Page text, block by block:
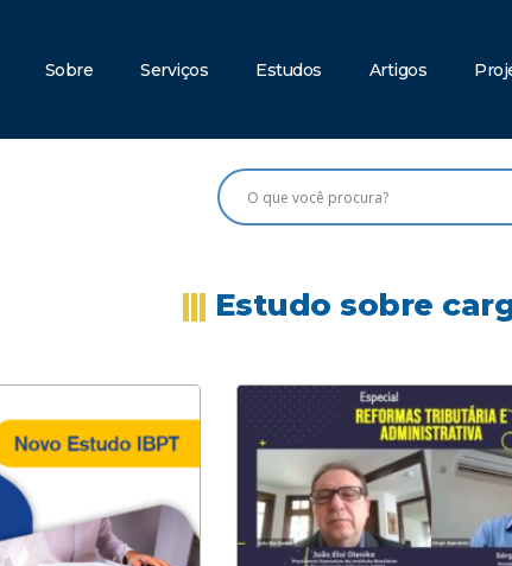
Sobre Serviços Estudos Artigos
||| Estudo sobre